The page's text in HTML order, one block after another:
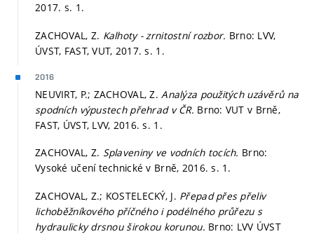
2017. s. 1.
ZACHOVAL, Z. Kalhoty - zrnitostní rozbor. Brno: LVV,
ÚVST, FAST, VUT, 2017.s. 1.
2016
NEUVIRT, P.; ZACHOVAL, Z.Analýza použitých uzávěrů na
spodních výpustech přehrad v ČR. Brno: VUT v Brně,
FAST, ÚVST, LVV, 2016.s. 1.
ZACHOVAL, Z. Splaveniny ve vodních tocích. Brno:
Vysoké učení technické v Brně, 2016.s. 1.
ZACHOVAL, Z.; KOSTELECKÝ, J. Přepad přes přeliv
lichoběžníkového příčného i podélného průřezu s
hydraulicky drsnou širokou korunou. Brno: LVV ÚVST